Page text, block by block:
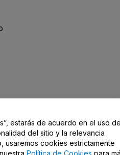
estarás de acuerdo en el uso
del sitio y la relevancia
usaremos cookies estrictamente
Política de Cookies para